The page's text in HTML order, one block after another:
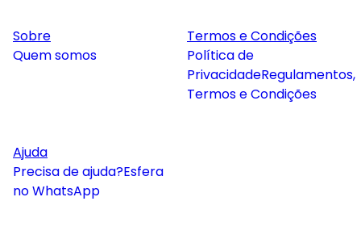
Sobre
Quem somos
Termos e Condições
Política de
PrivacidadeRegulamentos,
Termos e Condições
Ajuda
Precisa de ajuda?Esfera
no WhatsApp